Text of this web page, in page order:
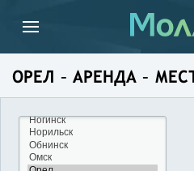
ОРЕЛ – АРЕНДА –